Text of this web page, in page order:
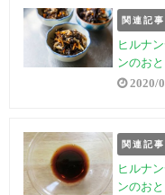
関連記事
ヒルナ
ンのおと
2020/
関連記事
ヒルナ
ンのおと